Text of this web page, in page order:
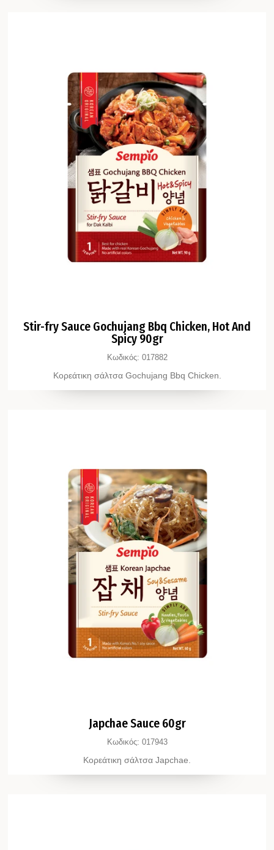
Stir-fry Sauce Gochujang Bbq Chicken, Hot And
Spicy 90gr
Κωδικός: 017882
Κορεάτικη σάλτσα Gochujang Βbq Chicken.
Japchae Sauce 60gr
Κωδικός: 017943
Κορεάτικη σάλτσα Japchae.